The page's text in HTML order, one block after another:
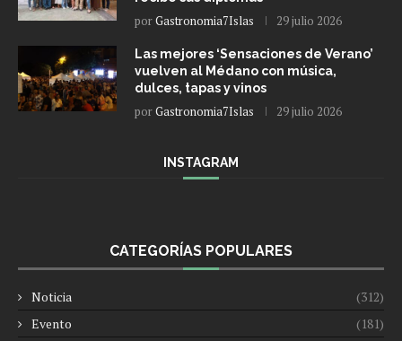
porGastronomia7Islas 29 julio 2026
Las mejores ‘Sensaciones de Verano’
vuelven al Médano con música,
dulces, tapas y vinos
porGastronomia7Islas 29 julio 2026
INSTAGRAM
CATEGORÍAS POPULARES
Noticia
(312)
Evento
(181)